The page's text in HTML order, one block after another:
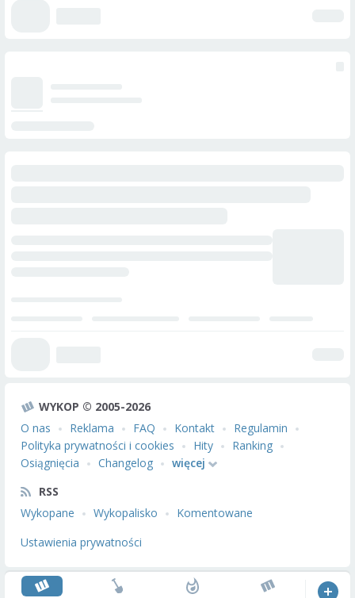
WYKOP © 2005-2026
O nas
Reklama FAQ Kontakt
Regulamin
Polityka prywatności i cookies
Hity
Ranking
Osiągnięcia
Changelog
więcej
RSS
Wykopane
Wykopalisko
Komentowane
Ustawienia prywatności